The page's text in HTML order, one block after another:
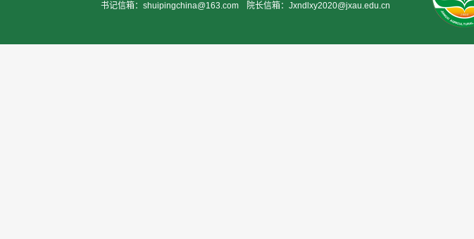
书记信箱：shuipingchina@163.com
院长信箱：Jxndlxy2020@jxau.edu.cn